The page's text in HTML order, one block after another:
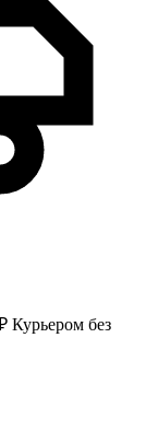
Курьером без